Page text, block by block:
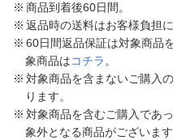
商品到着後60日間。
返品時の送料はお客様負担に
60日間返品保証は対象商品
象商品はコチラ。
対象商品を含まないご購入
ります。
対象商品を含むご購入であ
象外となる商品がございま